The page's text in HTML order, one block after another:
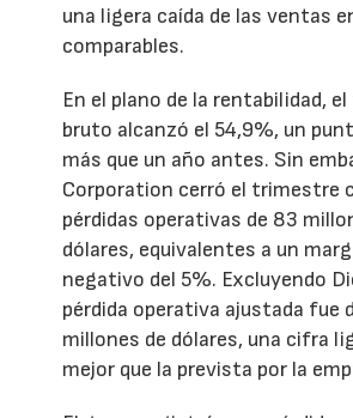
una ligera caída de las ventas
comparables.
En el plano de la rentabilidad,
bruto alcanzó el 54,9%, un
más que un año antes. Sin
Corporation cerró el trimestre
pérdidas operativas de 83
dólares, equivalentes a un
negativo del 5%. Excluyendo
pérdida operativa ajustada fue
millones de dólares, una cifra
mejor que la prevista por la